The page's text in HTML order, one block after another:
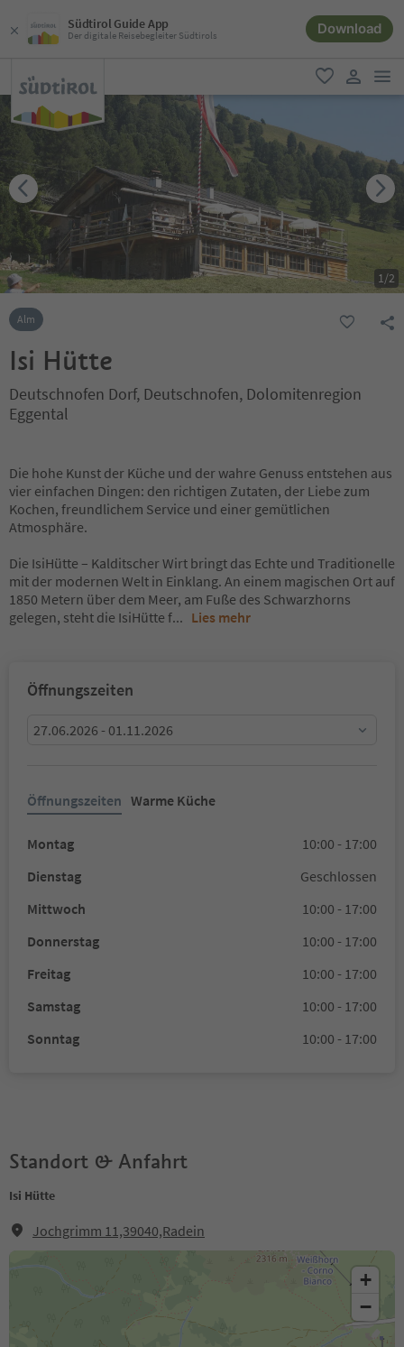
Südtirol Guide App
Der digitale Reisebegleiter Südtirols Download
favorit
user link
1/2
Alm
Isi Hütte
Deutschnofen Dorf, Deutschnofen, Dolomitenregion
Eggental
Die hohe Kunst der Küche und der wahre Genuss entstehen aus
vier einfachen Dingen: den richtigen Zutaten, der Liebe zum
Kochen, freundlichem Service und einer gemütlichen
Atmosphäre.
Die IsiHütte – Kalditscher Wirt bringt das Echte und Traditionelle
mit der modernen Welt in Einklang. An einem magischen Ort auf
1850 Metern über dem Meer, am Fuße des Schwarzhorns
gelegen, steht die IsiHütte f... Lies mehr
Öffnungszeiten
27.06.2026 - 01.11.2026
Öffnungszeiten Warme Küche
Montag
10:00 - 17:00
Dienstag
Geschlossen
Mittwoch
10:00 - 17:00
Donnerstag
10:00 - 17:00
Freitag
10:00 - 17:00
Samstag
10:00 - 17:00
Sonntag
10:00 - 17:00
Standort & Anfahrt
Isi Hütte
Jochgrimm 11,39040,Radein
+
−